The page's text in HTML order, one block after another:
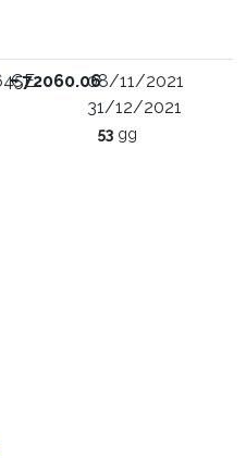
€72060.0608/11/2021
31/12/2021
53gg